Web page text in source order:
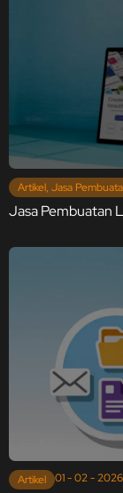
Artikel, Jasa
Jasa Pembuatan
Artikel 01 - 02 - 2026